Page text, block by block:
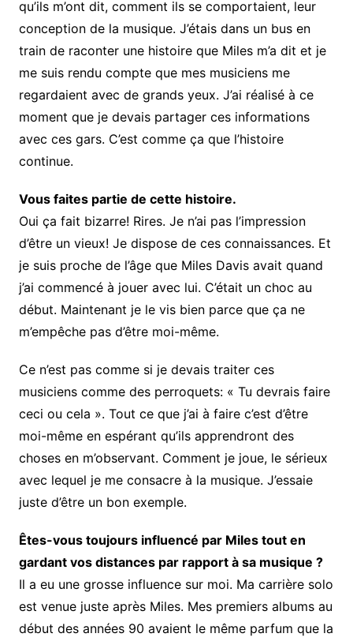
qu’ils m’ont dit, comment ils se comportaient, leur
conception de la musique. J’étais dans un bus en
train de raconter une histoire que Miles m’a dit et je
me suis rendu compte que mes musiciens me
regardaient avec de grands yeux. J’ai réalisé à ce
moment que je devais partager ces informations
avec ces gars. C’est comme ça que l’histoire
continue.
Vous faites partie de cette histoire.
Oui ça fait bizarre! Rires. Je n’ai pas l’impression
d’être un vieux! Je dispose de ces connaissances. Et
je suis proche de l’âge que Miles Davis avait quand
j’ai commencé à jouer avec lui. C’était un choc au
début. Maintenant je le vis bien parce que ça ne
m’empêche pas d’être moi-même.
Ce n’est pas comme si je devais traiter ces
musiciens comme des perroquets: « Tu devrais faire
ceci ou cela ». Tout ce que j’ai à faire c’est d’être
moi-même en espérant qu’ils apprendront des
choses en m’observant. Comment je joue, le sérieux
avec lequel je me consacre à la musique. J’essaie
juste d’être un bon exemple.
Êtes-vous toujours influencé par Miles tout en
gardant vos distances par rapport à sa musique ?
Il a eu une grosse influence sur moi. Ma carrière solo
est venue juste après Miles. Mes premiers albums au
début des années 90 avaient le même parfum que la